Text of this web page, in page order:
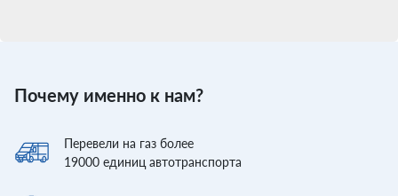
Почему именно к нам?
Перевели на газ более
19000 единиц автотранспорта